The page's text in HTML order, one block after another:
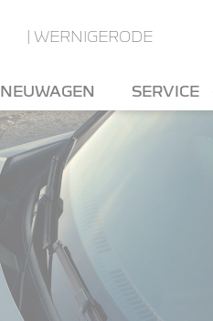
| WERNIGERODE
NEUWAGEN SERVICE